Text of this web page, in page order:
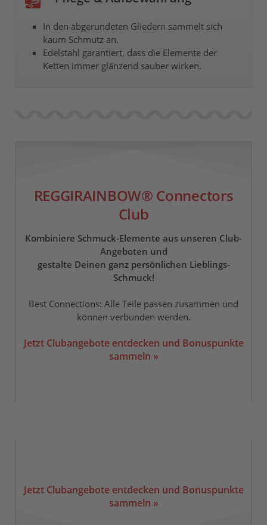
In den abgerundeten Gliedern sammelt sich
kaum Schmutz an.
Edelstahl garantiert, dass die Elemente der
Ketten immer glänzend sauber wirken.
REGGIRAINBOW® Connectors
Club
Kombiniere Schmuck-Elemente aus unseren Club-
Angeboten und
gestalte Deinen ganz persönlichen Lieblings-
Schmuck!
Best Connections: Alle Teile passen zusammen und
können verbunden werden.
Jetzt Clubangebote entdecken und Bonuspunkte
sammeln »
Jetzt Clubangebote entdecken und Bonuspunkte
sammeln »